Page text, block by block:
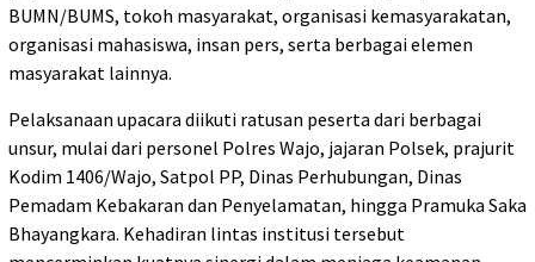
BUMN/BUMS, tokoh masyarakat, organisasi kemasyarakatan,
organisasi mahasiswa, insan pers, serta berbagai elemen
masyarakat lainnya.
Pelaksanaan upacara diikuti ratusan peserta dari berbagai
unsur, mulai dari personel Polres Wajo, jajaran Polsek, prajurit
Kodim 1406/Wajo, Satpol PP, Dinas Perhubungan, Dinas
Pemadam Kebakaran dan Penyelamatan, hingga Pramuka Saka
Bhayangkara. Kehadiran lintas institusi tersebut